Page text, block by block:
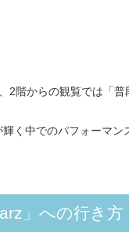
階からの観覧では「普
く中でのパフォーマン
」への行き方